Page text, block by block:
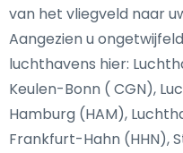
van het vliegveld naar
Aangezien u
luchthavens hier:
Keulen-Bonn ( CGN),
Hamburg (HAM),
Frankfurt-Hahn (HHN),